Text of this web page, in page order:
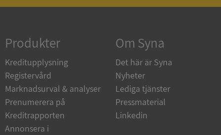
Produkter
Kreditupplysning
Registervård
Marknadsurval & analyser
Prenumerera på
Kreditrapporten
Annonsera i
Om Syna
Det här är Syna
Nyheter
Lediga tjänster
Pressmaterial
Linkedin
användas ordentligt utan strikt nödvändiga cookies.
Namn
Leverantör
Domän
__RequestVerificationToken
Microsoft
Corporation
de.syna.se